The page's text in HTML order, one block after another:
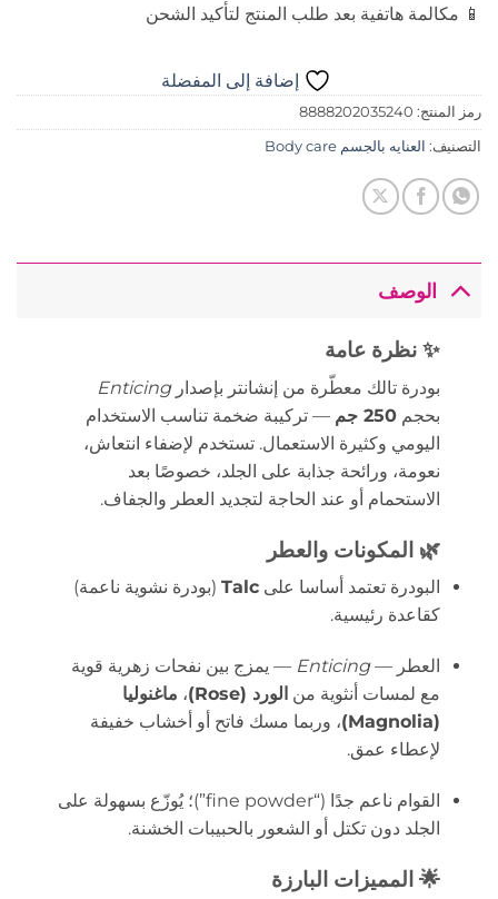
📱 مكالمة هاتفية بعد طلب المنتج لتأكيد الشحن
إضافة إلى المفضلة
رمز المنتج: 8888202035240
التصنيف: العنايه بالجسم Body care
الوصف
✨ نظرة عامة
بودرة تالك معطّرة من إنشانتر بإصدارEnticing
بحجم 250 جم
— تركيبة ضخمة تناسب الاستخدام
اليومي وكثيرة الاستعمال. تستخدم لإضفاء انتعاش،
نعومة، ورائحة جذابة على الجلد، خصوصًا بعد
الاستحمام أو عند الحاجة لتجديد العطر والجفاف.
🌿 المكونات والعطر
البودرة تعتمد أساسا على Talc(بودرة نشوية ناعمة)
كقاعدة رئيسية.
العطر —Enticing — يمزج بين نفحات زهرية قوية
مع لمسات أنثوية من الورد (Rose) ، ماغنوليا
(Magnolia)
، وربما مسك فاتح أو أخشاب خفيفة
لإعطاء عمق.
القوام ناعم جدًا (“fine powder”)؛ يُوزّع بسهولة على
الجلد دون تكتل أو الشعور بالحبيبات الخشنة.
🌟 المميزات البارزة